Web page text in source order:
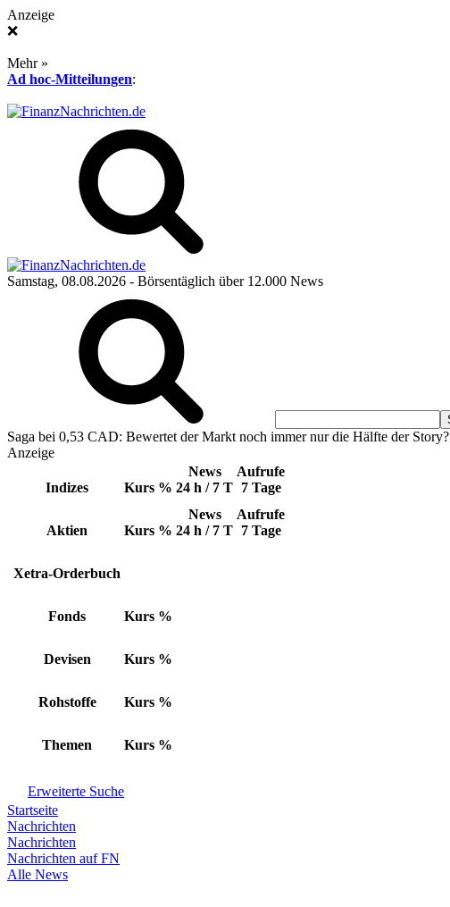
Anzeige
❌
Mehr »
Ad hoc-Mitteilungen:
Samstag, 08.08.2026 - Börsentäglich über 12.000 News
Saga bei 0,53 CAD: Bewertet der Markt noch immer nur die Hälfte der Story?
Anzeige
Indizes Kurs %
News
24 h / 7 T
Aufrufe
7 Tage
Aktien Kurs %
News
24 h / 7 T
Aufrufe
7 Tage
Xetra-Orderbuch
Fonds Kurs %
Devisen Kurs %
Rohstoffe Kurs %
Themen Kurs %
Erweiterte Suche
Startseite
Nachrichten
Nachrichten
Nachrichten auf FN
Alle News